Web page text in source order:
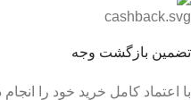
تضمین بازگشت وجه
با اعتماد کامل خرید خود را انجام